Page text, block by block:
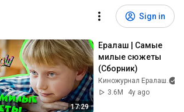
Sign in
17:29
Ералаш | Самые
милые сюжеты
(Сборник)
Киножурнал Ералаш
3.6M
4y ago